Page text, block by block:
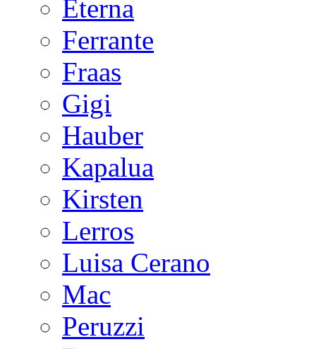
Eterna
Ferrante
Fraas
Gigi
Hauber
Kapalua
Kirsten
Lerros
Luisa Cerano
Mac
Peruzzi